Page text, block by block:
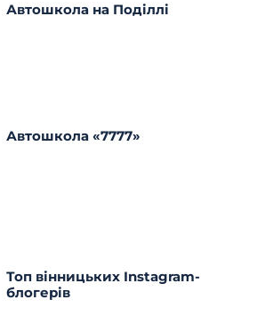
Автошкола на Поділлі
Автошкола «7777»
Топ вінницьких Instagram-
блогерів